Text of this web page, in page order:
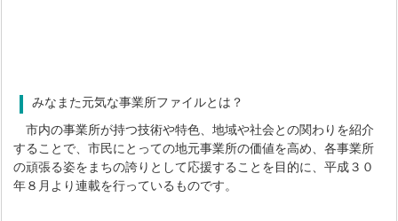
みなまた元気な事業所ファイルとは？
市内の事業所が持つ技術や特色、地域や社会との関わりを紹介
することで、市民にとっての地元事業所の価値を高め、各事業所
の頑張る姿をまちの誇りとして応援することを目的に、平成３０
年８月より連載を行っているものです。